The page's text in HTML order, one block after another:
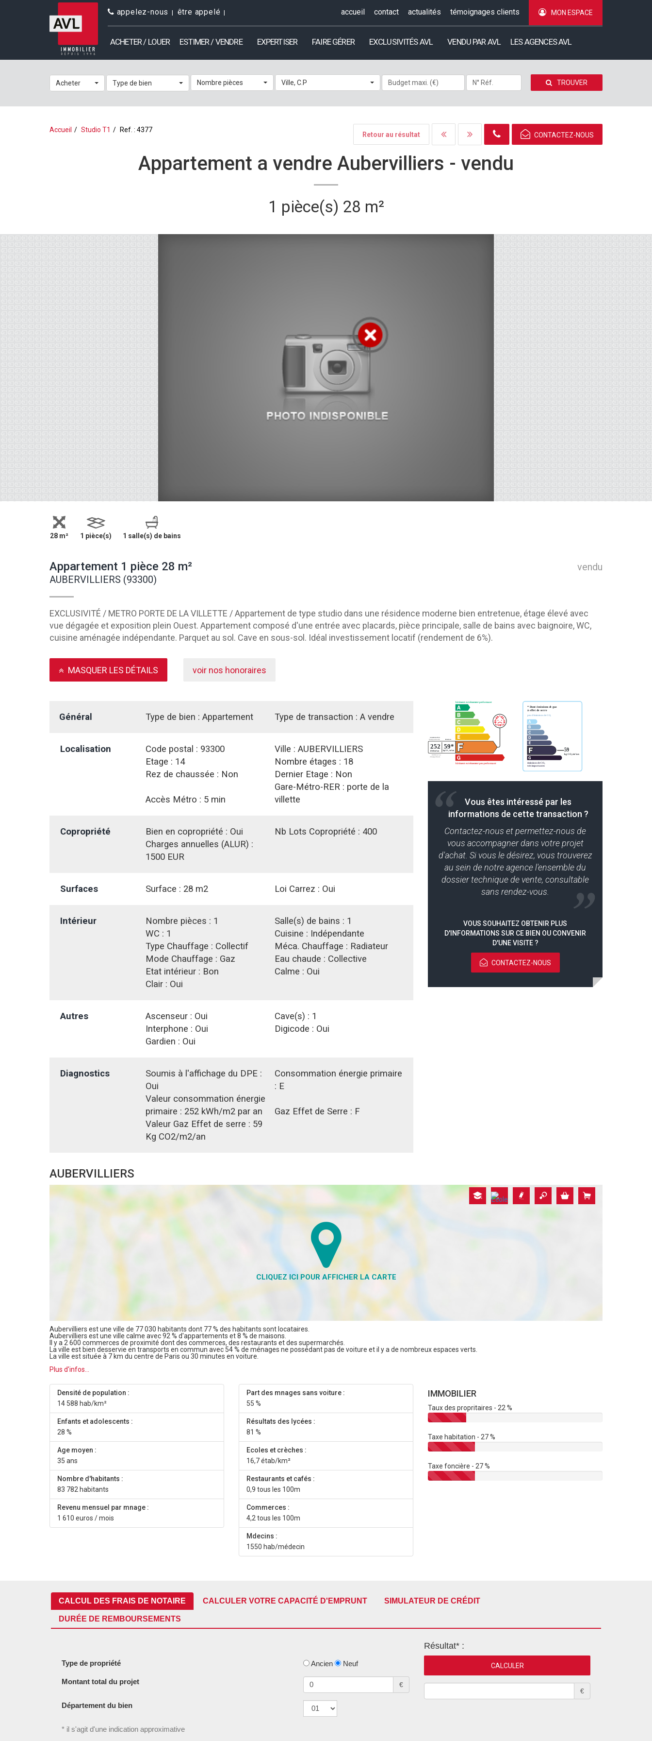
appelez-nous être appelé accueil contact actualités témoignages clients MON ESPACE
ACHETER / LOUER ESTIMER / VENDRE EXPERTISER FAIRE GÉRER EXCLUSIVITÉS AVL VENDU PAR AVL LES AGENCES AVL
Acheter Type de bien Nombre pièces Ville, C.P TROUVER
Accueil Studio T1 Ref. : 4377
Retour au résultat CONTACTEZ-NOUS
Appartement a vendre Aubervilliers - vendu
1 pièce(s) 28 m²
28 m² 1 pièce(s) 1 salle(s) de bains
Appartement 1 pièce 28 m²
AUBERVILLIERS (93300)
vendu
EXCLUSIVITÉ / METRO PORTE DE LA VILLETTE / Appartement de type studio dans une résidence moderne bien entretenue, étage élevé avec
vue dégagée et exposition plein Ouest. Appartement composé d'une entrée avec placards, pièce principale, salle de bains avec baignoire, WC,
cuisine aménagée indépendante. Parquet au sol. Cave en sous-sol. Idéal investissement locatif (rendement de 6%).
MASQUER LES DÉTAILS voir nos honoraires
Général Type de bien : Appartement Type de transaction : A vendre
Localisation Code postal : 93300 Ville : AUBERVILLIERS
Etage : 14 Nombre étages : 18
Rez de chaussée : Non Dernier Etage : Non
Accès Métro : 5 min
Gare-Métro-RER : porte de la
villette
Copropriété Bien en copropriété : Oui Nb Lots Copropriété : 400
Charges annuelles (ALUR) :
1500 EUR
Surfaces Surface : 28 m2 Loi Carrez : Oui
Intérieur Nombre pièces : 1 Salle(s) de bains : 1
WC : 1 Cuisine : Indépendante
Type Chauffage : Collectif Méca. Chauffage : Radiateur
Mode Chauffage : Gaz Eau chaude : Collective
Etat intérieur : Bon Calme : Oui
Clair : Oui
Autres Ascenseur : Oui Cave(s) : 1
Interphone : Oui Digicode : Oui
Gardien : Oui
Diagnostics
Soumis à l'affichage du DPE :
Oui
Consommation énergie primaire
: E
Valeur consommation énergie
primaire : 252 kWh/m2 par an Gaz Effet de Serre : F
Valeur Gaz Effet de serre : 59
Kg CO2/m2/an
Vous êtes intéressé par les
informations de cette transaction ?
Contactez-nous et permettez-nous de
vous accompagner dans votre projet
d'achat. Si vous le désirez, vous trouverez
au sein de notre agence l'ensemble du
dossier technique de vente, consultable
sans rendez-vous.
VOUS SOUHAITEZ OBTENIR PLUS
D'INFORMATIONS SUR CE BIEN OU CONVENIR
D'UNE VISITE ?
CONTACTEZ-NOUS
AUBERVILLIERS
Aubervilliers est une ville de 77 030 habitants dont 77 % des habitants sont locataires.
Aubervilliers est une ville calme avec 92 % d'appartements et 8 % de maisons.
Il y a 2 600 commerces de proximité dont des commerces, des restaurants et des supermarchés.
La ville est bien desservie en transports en commun avec 54 % de ménages ne possédant pas de voiture et il y a de nombreux espaces verts.
La ville est située à 7 km du centre de Paris ou 30 minutes en voiture.
Plus d'infos...
Densité de population :
14 588 hab/km²
Enfants et adolescents :
28 %
Age moyen :
35 ans
Nombre d'habitants :
83 782 habitants
Revenu mensuel par mnage :
1 610 euros / mois
Part des mnages sans voiture :
55 %
Résultats des lycées :
81 %
Ecoles et crèches :
16,7 étab/km²
Restaurants et cafés :
0,9 tous les 100m
Commerces :
4,2 tous les 100m
Mdecins :
1550 hab/médecin
IMMOBILIER
Taux des propritaires - 22 %
Taxe habitation - 27 %
Taxe foncière - 27 %
CALCUL DES FRAIS DE NOTAIRE CALCULER VOTRE CAPACITÉ D'EMPRUNT SIMULATEUR DE CRÉDIT
DURÉE DE REMBOURSEMENTS
Type de propriété Ancien Neuf
Montant total du projet €
Département du bien
* il s'agit d'une indication approximative
Résultat* :
€